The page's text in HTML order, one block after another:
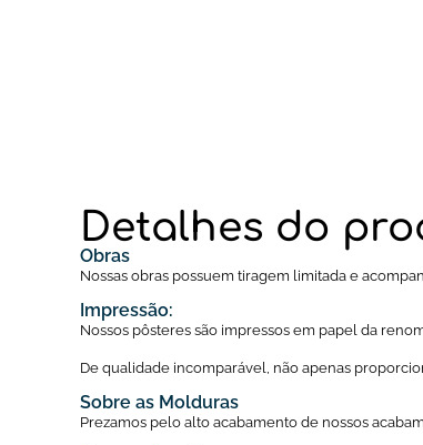
Detalhes do
Obras
Nossas obras possuem tiragem limitada e
Impressão:
Nossos pôsteres são impressos em papel da
De qualidade incomparável, não apenas
Sobre as Molduras
Prezamos pelo alto acabamento de nossos